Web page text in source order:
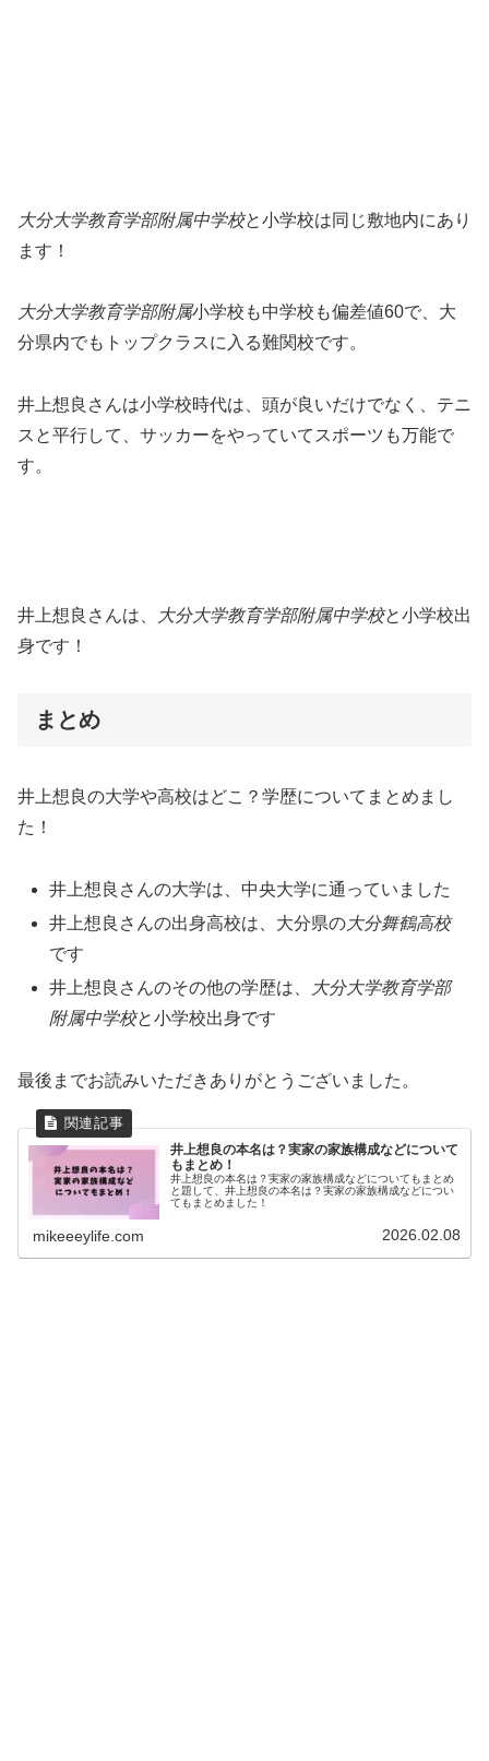
大分大学教育学部附属中学校と小学校は同じ敷地内にあり
ます！
大分大学教育学部附属小学校も中学校も偏差値60で、大
分県内でもトップクラスに入る難関校です。
井上想良さんは小学校時代は、頭が良いだけでなく、テニ
スと平行して、サッカーをやっていてスポーツも万能で
す。
井上想良さんは、 大分大学教育学部附属中学校と小学校出
身です！
まとめ
井上想良の大学や高校はどこ？学歴についてまとめまし
た！
井上想良さんの大学は、中央大学に通っていました
井上想良さんの出身高校は、大分県の大分舞鶴高校
です
井上想良さんのその他の学歴は、
大分大学教育学部
附属中学校と小学校出身です
最後までお読みいただきありがとうございました。
井上想良の本名は？実家の家族構成などについて
もまとめ！
井上想良の本名は？実家の家族構成などについてもまとめ
と題して、井上想良の本名は？実家の家族構成などについ
てもまとめました！
mikeeeylife.com 2026.02.08